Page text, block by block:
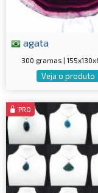
agata
300 gramas |
Veja o produto
PRO